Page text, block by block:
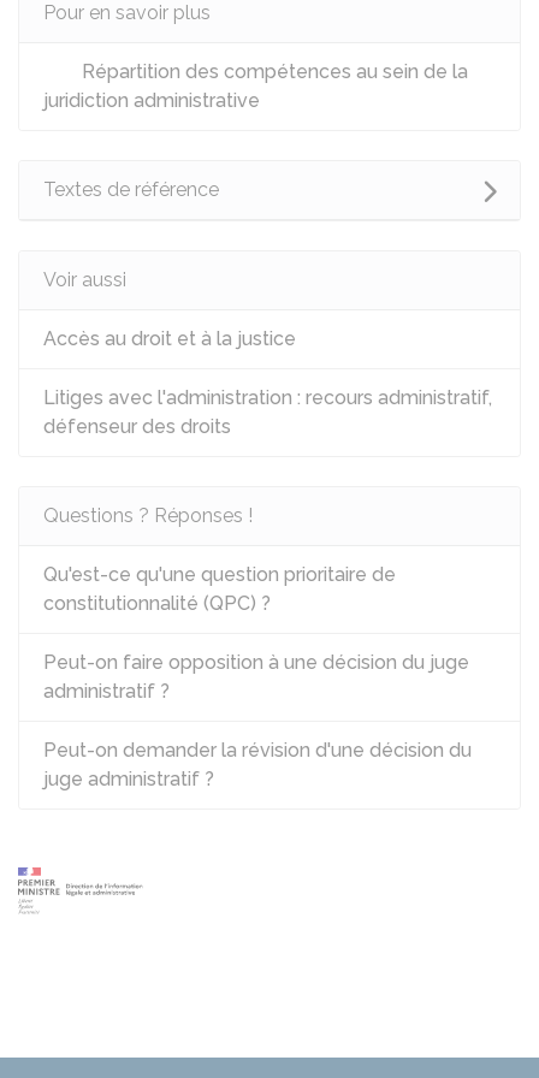
Pour en savoir plus
Répartition des compétences au sein de la
juridiction administrative
Textes de référence
Voir aussi
Accès au droit et à la justice
Litiges avec l'administration : recours administratif,
défenseur des droits
Questions ? Réponses !
Qu'est-ce qu'une question prioritaire de
constitutionnalité (QPC) ?
Peut-on faire opposition à une décision du juge
administratif ?
Peut-on demander la révision d'une décision du
juge administratif ?